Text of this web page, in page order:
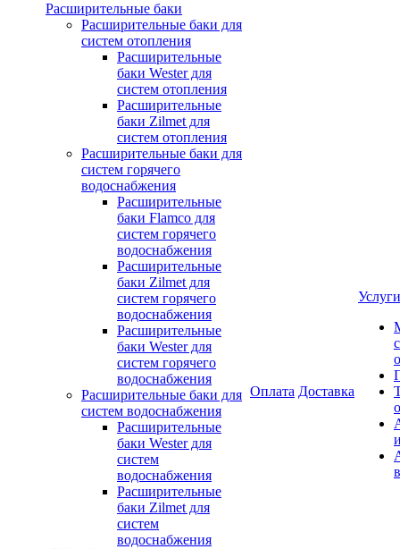
Расширительные баки
Расширительные баки для
систем отопления
Расширительные
баки Wester для
систем отопления
Расширительные
баки Zilmet для
систем отопления
Расширительные баки для
систем горячего
водоснабжения
Расширительные
баки Flamco для
систем горячего
водоснабжения
Расширительные
баки Zilmet для
систем горячего
водоснабжения
Расширительные
баки Wester для
систем горячего
водоснабжения
Расширительные баки для
систем водоснабжения
Расширительные
баки Wester для
систем
водоснабжения
Расширительные
баки Zilmet для
систем
водоснабжения
Оплата Доставка
Услуги